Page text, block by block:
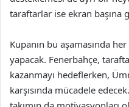
taraftarlar ise ekran başına
Kupanın bu aşamasında
yapacak. Fenerbahçe,
kazanmayı hedeflerken,
karşısında mücadele